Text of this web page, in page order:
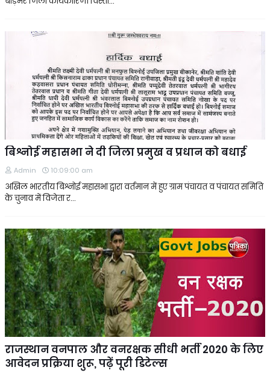
बिश्नोई महासभा ने दी जिला प्रमुख व प्रधान को बधाई
Admin 10:09:00 am
अखिल भारतीय बिश्नोई महासभा द्वारा वर्तमान में हुए ग्राम पंचायत व पंचायत समिति
के चुनाव में विजेता र…
राजस्थान वनपाल और वनरक्षक सीधी भर्ती 2020 के लिए
आवेदन प्रक्रिया शुरू, पढ़ें पूरी डिटेल्स